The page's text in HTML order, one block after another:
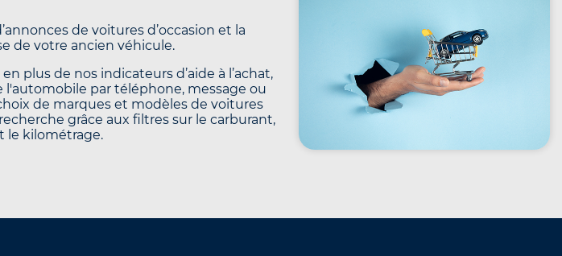
de voitures d’occasion et la
de votre ancien véhicule.
plus de nos indicateurs d’aide à l’achat,
par téléphone, message ou
de marques et modèles de voitures
grâce aux filtres sur le carburant,
le kilométrage.